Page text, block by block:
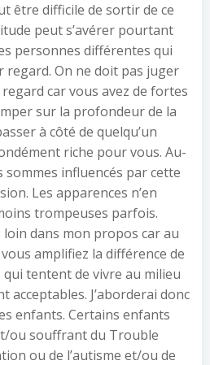
être difficile de sortir de ce
peut s’avérer pourtant
personnes différentes qui
regard. On ne doit pas juger
car vous avez de fortes
sur la profondeur de la
à côté de quelqu’un
riche pour vous. Au-
sommes influencés par cette
Les apparences n’en
trompeuses parfois.
loin dans mon propos car au
amplifiez la différence de
tentent de vivre au milieu
acceptables. J’aborderai donc
enfants. Certains enfants
ou souffrant du Trouble
ou de l’autisme et/ou de